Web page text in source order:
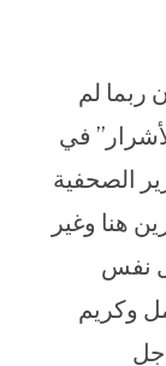
ربما لم
في
الصحفية
هنا وغير
نفس
كامل وكريم
جل